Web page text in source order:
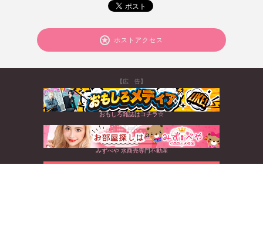
ホストアクセス
【広 告】
おもしろ雑誌はコチラ☆
みずべや 水商売専門不動産